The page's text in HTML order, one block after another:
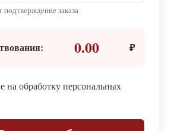
заказа
0.00 ₽
на обработку персональных